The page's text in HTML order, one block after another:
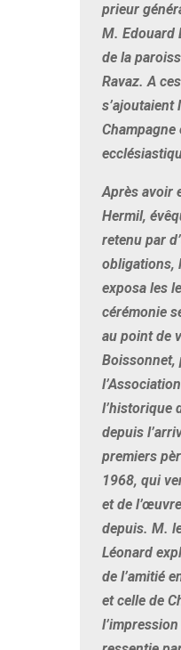
prieur
M. Edouard
de la
Ravaz. A
s’ajoutaient
Champagne
Après avoir
Hermil,
retenu par
obligations,
exposa les
cérémonie
au point de
Boissonnet,
l’historique
depuis
premiers
1968, qui
et de
depuis. M.
Léonard
de l’amitié
et celle de